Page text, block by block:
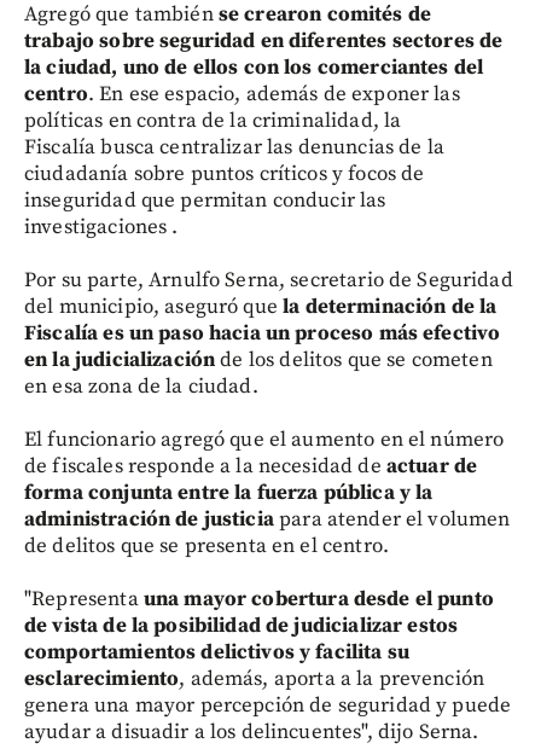
Agregó que tambiénse crearon comités de
trabajo sobre seguridad en diferentes sectores de
la ciudad, uno de ellos con los comerciantes del
centro. En ese espacio, además de exponer las
políticas en contra de la criminalidad, la
Fiscalía busca centralizar las denuncias de la
ciudadanía sobre puntos críticos y focos de
inseguridad que permitan conducir las
investigaciones .
Por su parte, Arnulfo Serna, secretario de Seguridad
del municipio, aseguró quela determinación de la
Fiscalía es un paso hacia un proceso más efectivo
en la judicializaciónde los delitos que se cometen
en esa zona de la ciudad.
El funcionario agregó que el aumento en el número
de fiscales responde a la necesidad de actuar de
forma conjunta entre la fuerza pública y la
administración de justiciapara atender el volumen
de delitos que se presenta en el centro.
"Representauna mayor cobertura desde el punto
de vista de la posibilidad de judicializar estos
comportamientos delictivos y facilita su
esclarecimiento, además, aporta a la prevención
genera una mayor percepción de seguridad y puede
ayudar a disuadir a los delincuentes", dijo Serna.